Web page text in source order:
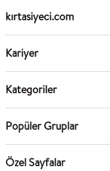
kırtasiyeci.com
Kariyer
Kategoriler
Popüler Gruplar
Özel Sayfalar